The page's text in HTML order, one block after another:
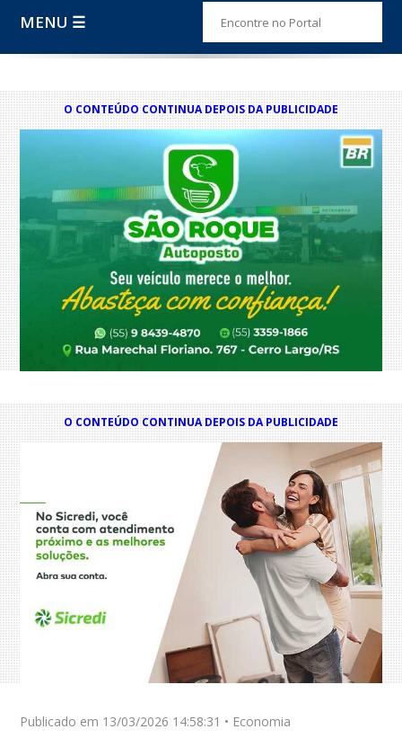
MENU ☰
O CONTEÚDO CONTINUA DEPOIS DA PUBLICIDADE
O CONTEÚDO CONTINUA DEPOIS DA PUBLICIDADE
Publicado em 13/03/2026 14:58:31 • Economia